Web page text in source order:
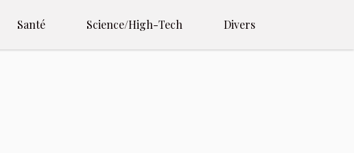
Santé Science/High-Tech Divers